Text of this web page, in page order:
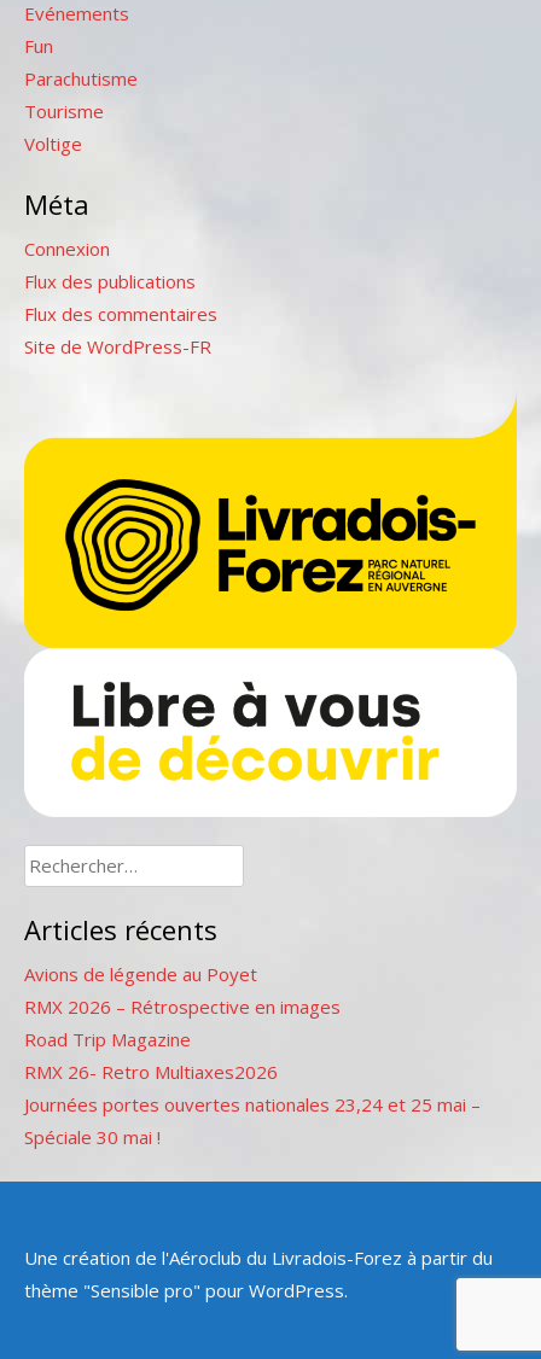
Evénements
Fun
Parachutisme
Tourisme
Voltige
Méta
Connexion
Flux des publications
Flux des commentaires
Site de WordPress-FR
Rechercher :
Articles récents
Avions de légende au Poyet
RMX 2026 – Rétrospective en images
Road Trip Magazine
RMX 26- Retro Multiaxes2026
Journées portes ouvertes nationales 23,24 et 25 mai –
Spéciale 30 mai !
Une création de l'Aéroclub du Livradois-Forez à partir du
thème "Sensible pro" pour WordPress.